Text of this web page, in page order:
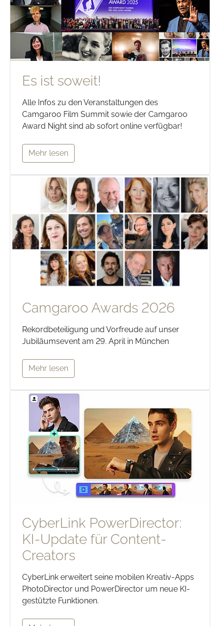
Es ist soweit!
Alle Infos zu den Veranstaltungen des
Camgaroo Film Summit sowie der Camgaroo
Award Night sind ab sofort online verfügbar!
Mehr lesen
Camgaroo Awards 2026
Rekordbeteiligung und Vorfreude auf unser
Jubiläumsevent am 29. April in München
Mehr lesen
CyberLink PowerDirector:
KI-Update für Content-
Creators
CyberLink erweitert seine mobilen Kreativ-Apps
PhotoDirector und PowerDirector um neue KI-
gestützte Funktionen.